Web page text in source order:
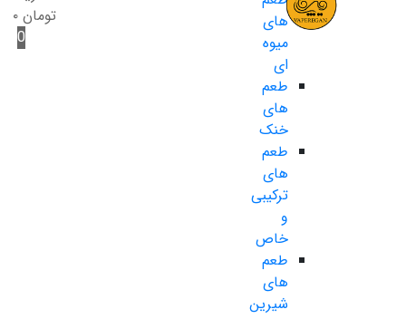
های
میوه
ای
طعم
های
خنک
طعم
های
ترکیبی
و
خاص
طعم
های
شیرین
تومان ۰
0